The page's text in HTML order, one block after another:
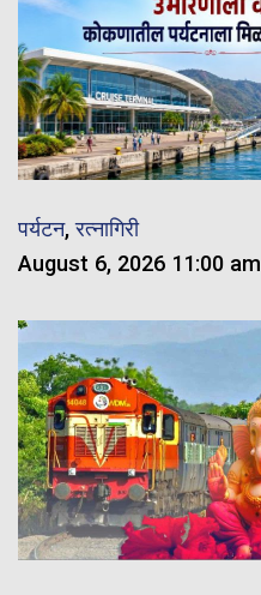
पर्यटन,रत्नागिरी
August 6, 2026 11:00 am